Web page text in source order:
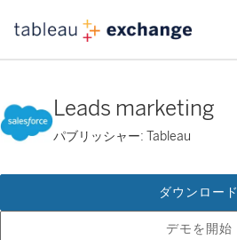
Leads marketing
パブリッシャー: Tableau
デモを開始
ダウンロード